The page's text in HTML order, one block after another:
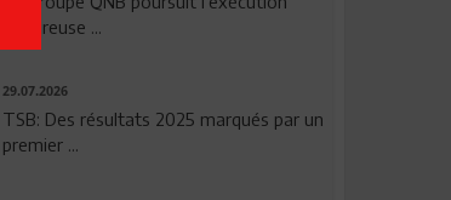
rigoureuse ...
29.07.2026
TSB: Des résultats 2025 marqués par un
premier ...